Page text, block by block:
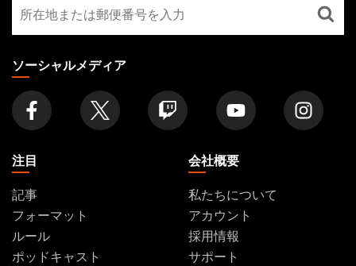
FOOTER
寄
り
の
店
舗
を
探
ソーシャルメディア
注目
記事
フォーマット
ルール
ポッドキャスト
会社概要
私たちについて
アカウント
採用情報
サポート